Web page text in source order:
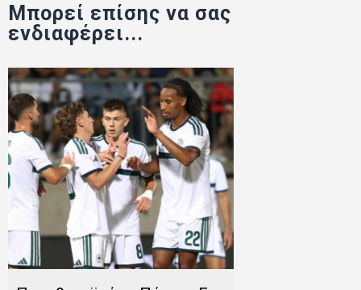
Μπορεί επίσης να σας
ενδιαφέρει...